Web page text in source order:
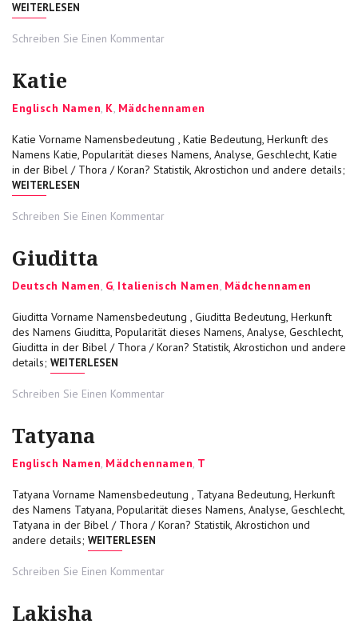
WEITERLESEN
Schreiben Sie Einen Kommentaron
Katie
Categories
Englisch Namen, K, Mädchennamen
Katie Vorname Namensbedeutung , Katie Bedeutung, Herkunft des
Namens Katie, Popularität dieses Namens, Analyse, Geschlecht, Katie
in der Bibel / Thora / Koran? Statistik, Akrostichon und andere details;
WEITERLESEN
Schreiben Sie Einen Kommentaron
Giuditta
Categories
Deutsch Namen, G, Italienisch Namen, Mädchennamen
Giuditta Vorname Namensbedeutung , Giuditta Bedeutung, Herkunft
des Namens Giuditta, Popularität dieses Namens, Analyse, Geschlecht,
Giuditta in der Bibel / Thora / Koran? Statistik, Akrostichon und andere
details; WEITERLESEN
Schreiben Sie Einen Kommentaron
Tatyana
Categories
Englisch Namen, Mädchennamen, T
Tatyana Vorname Namensbedeutung , Tatyana Bedeutung, Herkunft
des Namens Tatyana, Popularität dieses Namens, Analyse, Geschlecht,
Tatyana in der Bibel / Thora / Koran? Statistik, Akrostichon und
andere details; WEITERLESEN
Schreiben Sie Einen Kommentaron
Lakisha